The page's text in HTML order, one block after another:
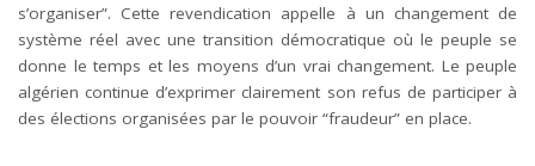
s’organiser”. Cette revendication appelle à un changement de
système réel avec une transition démocratique où le peuple se
donne le temps et les moyens d’un vrai changement. Le peuple
algérien continue d’exprimer clairement son refus de participer à
des élections organisées par le pouvoir “fraudeur” en place.